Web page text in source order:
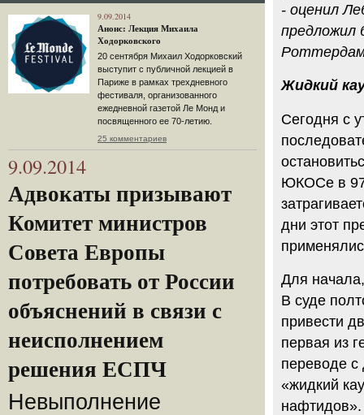
9.09.2014
Анонс: Лекция Михаила
Ходорковского
20 сентября Михаил Ходорковский
выступит с публичной лекцией в
Париже в рамках трехдневного
фестиваля, организованного
ежедневной газетой Ле Монд и
посвященного ее 70-летию.
25 комментариев
9.09.2014
Адвокаты призывают
Комитет министров
Совета Европы
потребовать от России
объяснений в связи с
неисполнением
решения ЕСПЧ
Невыполнение
- оценил
предложил
Жидкий
Сегодня с
ЮКОСе в
дни этот
Для
В суде
привести
первая из
переводе с
«жидкий
нафтидов».